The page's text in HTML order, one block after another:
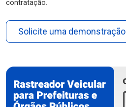
contratação.
Solicite uma demonstração